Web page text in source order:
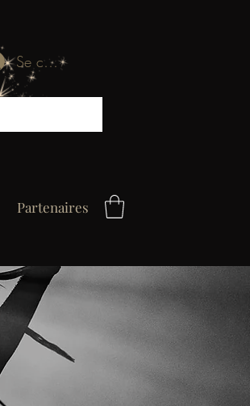
Partenaires
Se connecter